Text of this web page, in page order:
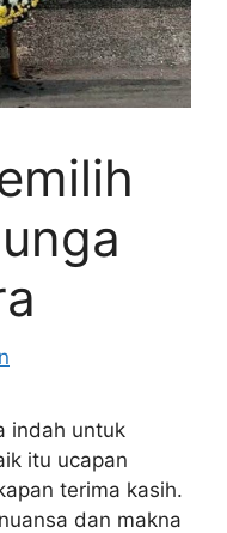
indah untuk
itu ucapan
terima kasih.
dan makna